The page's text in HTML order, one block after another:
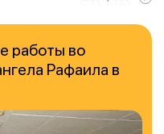
работы во
Рафаила в